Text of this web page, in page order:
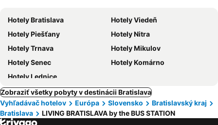
Hotely Bratislava
Hotely Viedeň
Hotely Piešťany
Hotely Nitra
Hotely Trnava
Hotely Mikulov
Hotely Senec
Hotely Komárno
Hotely Lednice
Zobraziť všetky pobyty v destinácii Bratislava
Vyhľadávač hotelov
Európa Slovensko
Bratislavský kraj
Bratislava
LIVING BRATISLAVA by the BUS STATION